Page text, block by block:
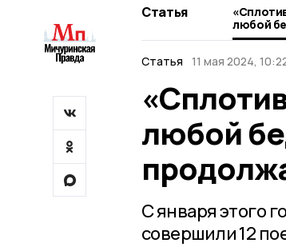
Статья
любой
Статья 11 мая 2024,
любой
С января этого
совершили 12